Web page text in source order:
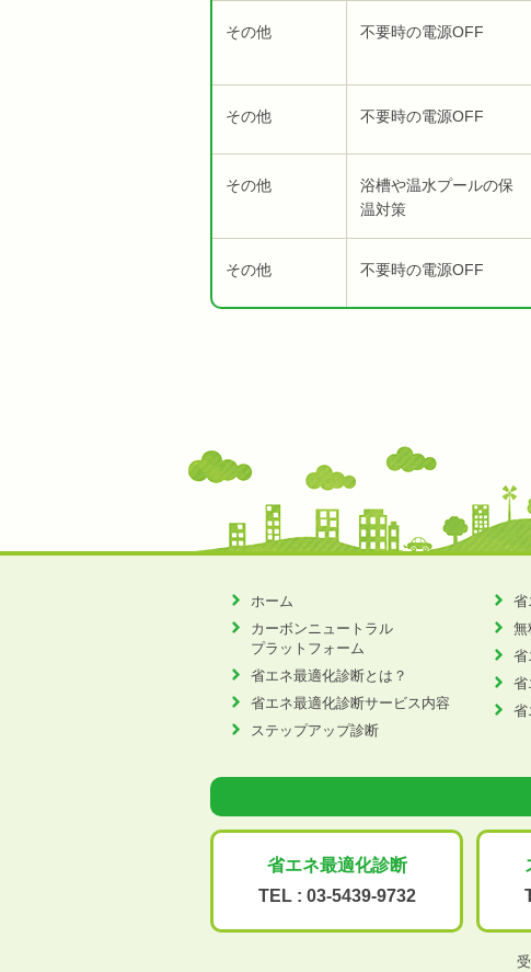
その他 不要時の電源OFF
その他 不要時の電源OFF
その他
浴槽や温水プールの保
温対策
その他 不要時の電源OFF
ホーム
カーボンニュートラル
プラットフォーム
省エネ最適化診断とは？
省エネ最適化診断サービス内容
ステップアップ診断
省
無
省
省
省
省エネ最適化診断
TEL : 03-5439-9732